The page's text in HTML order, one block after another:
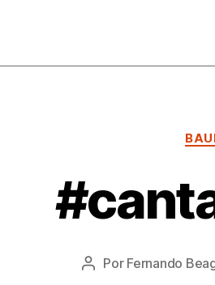
Autor
Por Fernando